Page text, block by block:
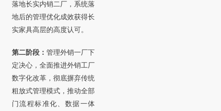
落地长实内销二厂，系统落
地后的管理优化成效获得长
实家具高层的高度认可。
第二阶段： 管理外销一厂下
定决心，全面推进外销工厂
数字化改革，彻底摒弃传统
粗放式管理模式，推动全部
门流程标准化、数据一体